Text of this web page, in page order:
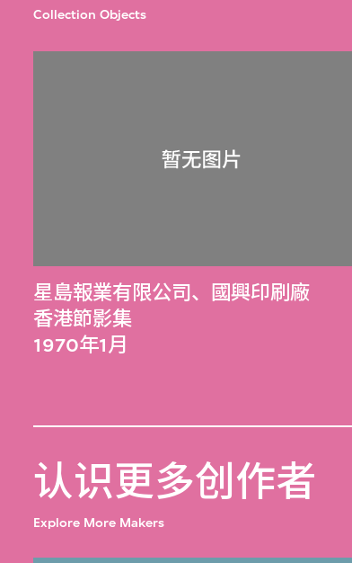
Collection Objects
星島報業有限公司、
國興印刷廠
香港節影集
1970年1月
认识更多创作者
Explore More Makers